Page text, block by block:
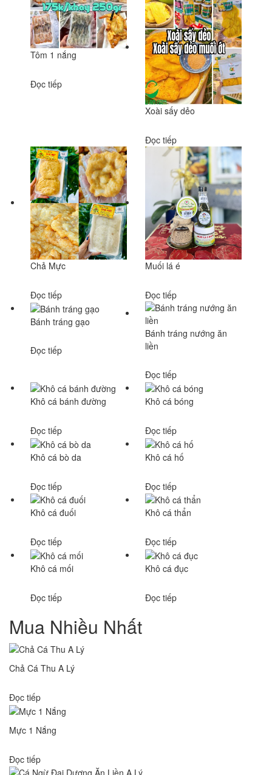
Tôm 1 nắng
Đọc tiếp
Xoài sấy dẻo
Đọc tiếp
Chả Mực
Đọc tiếp
Muối lá é
Đọc tiếp
Bánh tráng gạo
Đọc tiếp
Bánh tráng nướng ăn
liền
Đọc tiếp
Khô cá bánh đường
Đọc tiếp
Khô cá bóng
Đọc tiếp
Khô cá bò da
Đọc tiếp
Khô cá hố
Đọc tiếp
Khô cá đuối
Đọc tiếp
Khô cá thẩn
Đọc tiếp
Khô cá mối
Đọc tiếp
Khô cá đục
Đọc tiếp
Mua Nhiều Nhất
Chả Cá Thu A Lý
Đọc tiếp
Mực 1 Nắng
Đọc tiếp